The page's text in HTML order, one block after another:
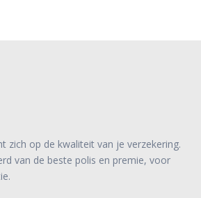
zich op de kwaliteit van je verzekering.
van de beste polis en premie, voor